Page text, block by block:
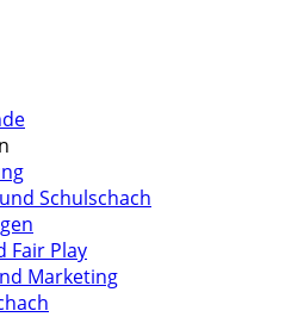
Schulschach
Fair Play
Marketing